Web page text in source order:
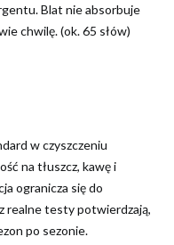
Blat nie absorbuje
chwilę. (ok. 65 słów)
w czyszczeniu
na tłuszcz, kawę i
ogranicza się do
realne testy potwierdzają,
po sezonie.